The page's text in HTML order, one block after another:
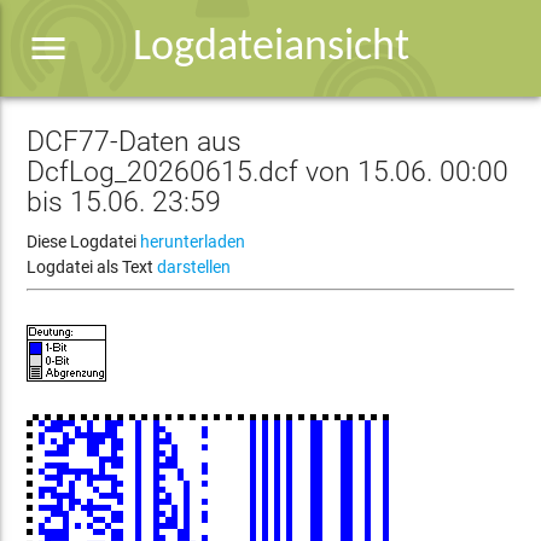
Logdateiansicht
menu
DCF77-Daten aus
DcfLog_20260615.dcf von 15.06. 00:00
bis 15.06. 23:59
Diese Logdatei herunterladen
Logdatei als Textdarstellen